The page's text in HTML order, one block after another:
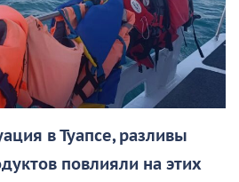
в Туапсе, разливы
повлияли на этих